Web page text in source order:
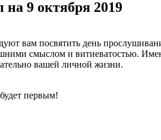
на 9 октября 2019
вам посвятить день
смыслом и витиеватостью.
вашей личной жизни.
первым!